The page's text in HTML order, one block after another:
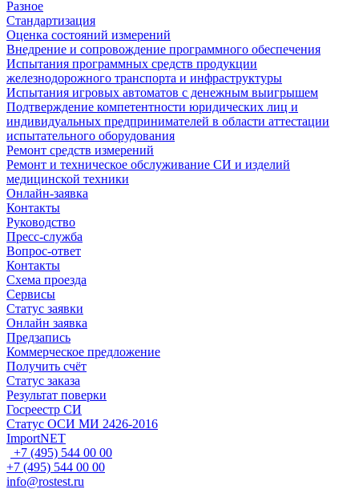
Разное
Стандартизация
Оценка состояний измерений
Внедрение и сопровождение программного обеспечения
Испытания программных средств продукции
железнодорожного транспорта и инфраструктуры
Испытания игровых автоматов с денежным выигрышем
Подтверждение компетентности юридических лиц и
индивидуальных предпринимателей в области аттестации
испытательного оборудования
Ремонт средств измерений
Ремонт и техническое обслуживание СИ и изделий
медицинской техники
Онлайн-заявка
Контакты
Руководство
Пресс-служба
Вопрос-ответ
Контакты
Схема проезда
Сервисы
Статус заявки
Онлайн заявка
Предзапись
Коммерческое предложение
Получить счёт
Статус заказа
Результат поверки
Госреестр СИ
Статус ОСИ МИ 2426-2016
ImportNET
+7 (495) 544 00 00
+7 (495) 544 00 00
info@rostest.ru